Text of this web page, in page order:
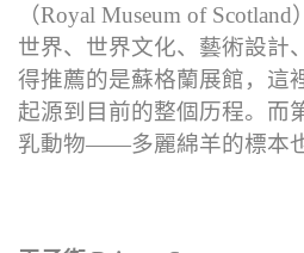
（Royal Museum of
世界、世界文化、藝術設計
得推薦的是蘇格蘭展館，這
起源到目前的整個历程。而
乳動物——多麗綿羊的標本